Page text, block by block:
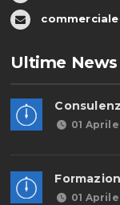
Ultime News
01 Aprile
01 Aprile